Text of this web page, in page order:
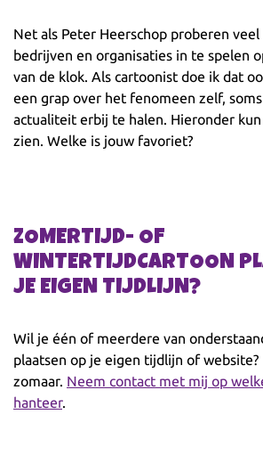
Net als Peter Heerschop proberen
bedrijven en organisaties in te spelen
van de klok. Als cartoonist doe ik dat
een grap over het fenomeen zelf,
actualiteit erbij te halen. Hieronder kun
zien. Welke is jouw favoriet?
ZOMERTIJD- OF
WINTERTIJDCARTOON
JE EIGEN TIJDLIJN?
Wil je één of meerdere van
plaatsen op je eigen tijdlijn of website?
zomaar. Neem contact met mij op
hanteer.